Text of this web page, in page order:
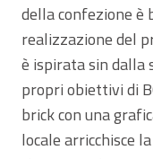
della confezione è
realizzazione del
è ispirata sin dalla
propri obiettivi di
brick con una
locale arricchisce